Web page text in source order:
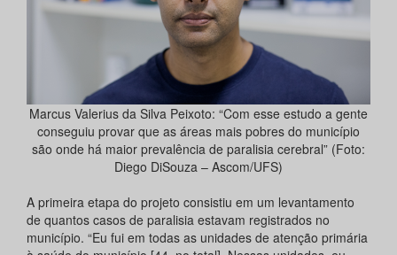
Marcus Valerius da Silva Peixoto: “Com esse estudo a gente
conseguiu provar que as áreas mais pobres do município
são onde há maior prevalência de paralisia cerebral” (Foto:
Diego DiSouza – Ascom/UFS)
A primeira etapa do projeto consistiu em um levantamento
de quantos casos de paralisia estavam registrados no
município. “Eu fui em todas as unidades de atenção primária